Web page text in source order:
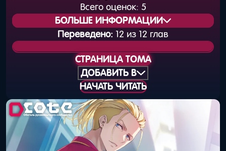
Всего оценок: 5
БОЛЬШЕ ИНФОРМАЦИИ
Статус издания:
Вышел
Общая нумерация:
Дата выхода
(книга):
25 ноября 2025
года
Дата выхода
(цифра):
2 декабря 2025
года
Переведено: 12 из 12 глав
СТРАНИЦА ТОМА
ДОБАВИТЬ В
НАЧАТЬ ЧИТАТЬ